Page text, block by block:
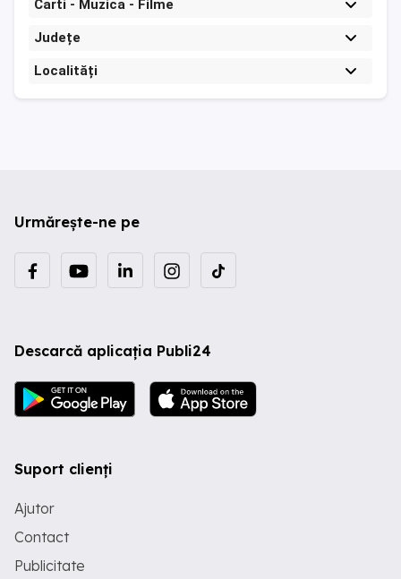
Carti - Muzica - Filme
Județe
Localități
Urmărește-ne pe
Descarcă aplicația Publi24
Suport clienți
Ajutor
Contact
Publicitate